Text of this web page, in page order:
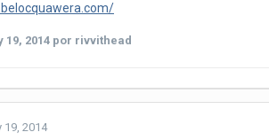
19, 2014 por rivvithead
19, 2014